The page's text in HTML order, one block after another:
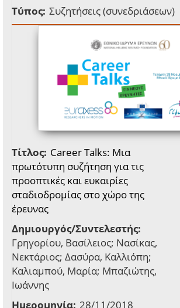
Τύπος: Συζητήσεις (συνεδριάσεων)
Τίτλος: Career Talks: Μια
πρωτότυπη συζήτηση για τις
προοπτικές και ευκαιρίες
σταδιοδρομίας στο χώρο της
έρευνας
Δημιουργός/Συντελεστής:
Γρηγορίου, Βασίλειος; Νασίκας,
Νεκτάριος; Δασύρα, Καλλιόπη;
Καλιαμπού, Μαρία; Μπαζιώτης,
Ιωάννης
Ημερομηνία: 28/11/2018